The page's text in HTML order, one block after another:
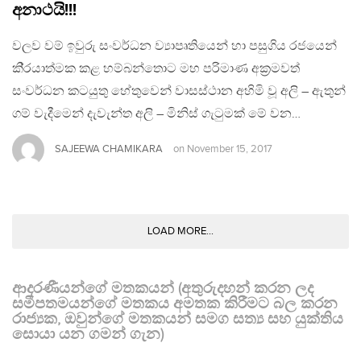
අනාථයි!!!
වලව වම් ඉවුරු සංවර්ධන ව්‍යාපෘතියෙන් හා පසුගිය රජයෙන්
කි‍්‍රයාත්මක කළ හම්බන්තොට මහ පරිමාණ අක‍්‍රමවත්
සංවර්ධන කටයුතු හේතුවෙන් වාසස්ථාන අහිමි වූ අලි – ඇතුන්
ගම් වැදීමෙන් දැවැන්ත අලි – මිනිස් ගැටුමක් මේ වන…
SAJEEWA CHAMIKARA on November 15, 2017
LOAD MORE...
ආදරණීයන්ගේ මතකයන් (අතුරුදහන් කරන ලද
සමීපතමයන්ගේ මතකය අමතක කිරීමට බල කරන
රාජ්‍යක, ඔවුන්ගේ මතකයන් සමග සත්‍ය සහ යුක්තිය
සොයා යන ගමන් ගැන)